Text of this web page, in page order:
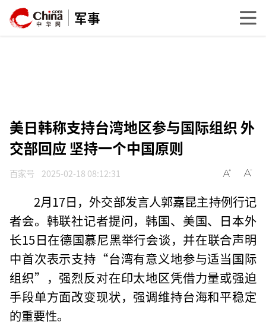
军事
美日韩称支持台湾地区参与国际组织 外
交部回应 坚持一个中国原则
百家号 2025-02-18 08:12:31
2月17日，外交部发言人郭嘉昆主持例行记
者会。韩联社记者提问，韩国、美国、日本外
长15日在德国慕尼黑举行会谈，并在联合声明
中首次表示支持“台湾有意义地参与适当国际
组织”，强烈反对在印太地区凭借力量或强迫
手段单方面改变现状，强调维持台海和平稳定
的重要性。